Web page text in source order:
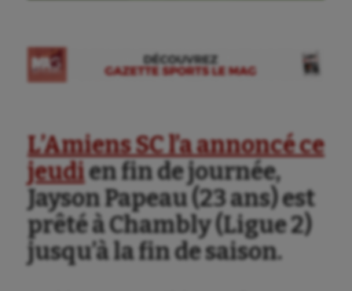
Ballon au poing
Baseball
Billard
Boules lyonnaises
L’Amiens SC l’a annoncé ce
jeudien fin de journée,
Jayson Papeau (23 ans) est
prêté à Chambly (Ligue 2)
jusqu’à la fin de saison.